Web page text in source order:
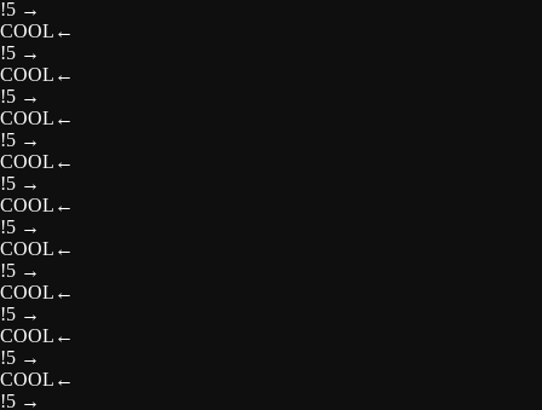
!5 →
COOL ←
!5 →
COOL ←
!5 →
COOL ←
!5 →
COOL ←
!5 →
COOL ←
!5 →
COOL ←
!5 →
COOL ←
!5 →
COOL ←
!5 →
COOL ←
!5 →